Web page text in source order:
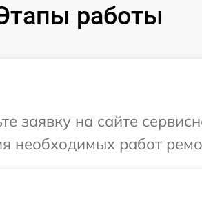
работы
заявку на сайте
необходимых работ